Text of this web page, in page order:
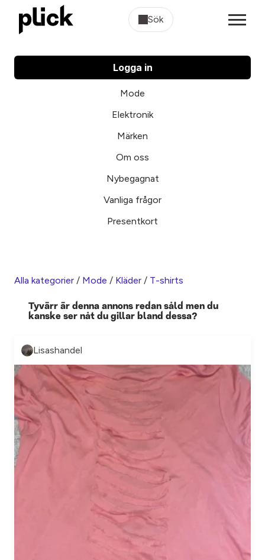
Sök
Logga in
Mode
Elektronik
Märken
Om oss
Nybegagnat
Vanliga frågor
Presentkort
Alla kategorier / Mode / Kläder / T-shirts
Tyvärr är denna annons redan såld men du
kanske ser nåt du gillar bland dessa?
Lisashandel